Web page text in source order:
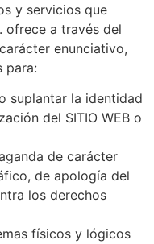
y servicios que
ofrece a través del
enunciativo,
para:
suplantar la identidad
del SITIO WEB o
de carácter
de apología del
los derechos
físicos y lógicos